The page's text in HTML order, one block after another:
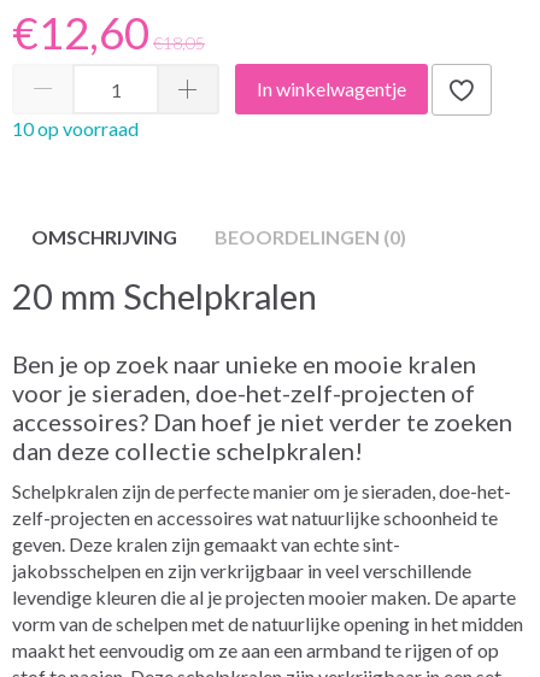
€12,60 €18,05
In winkelwagentje
10 op voorraad
OMSCHRIJVING BEOORDELINGEN (0)
20 mm Schelpkralen
Ben je op zoek naar unieke en mooie kralen
voor je sieraden, doe-het-zelf-projecten of
accessoires? Dan hoef je niet verder te zoeken
dan deze collectie schelpkralen!
Schelpkralen zijn de perfecte manier om je sieraden, doe-het-
zelf-projecten en accessoires wat natuurlijke schoonheid te
geven. Deze kralen zijn gemaakt van echte sint-
jakobsschelpen en zijn verkrijgbaar in veel verschillende
levendige kleuren die al je projecten mooier maken. De aparte
vorm van de schelpen met de natuurlijke opening in het midden
maakt het eenvoudig om ze aan een armband te rijgen of op